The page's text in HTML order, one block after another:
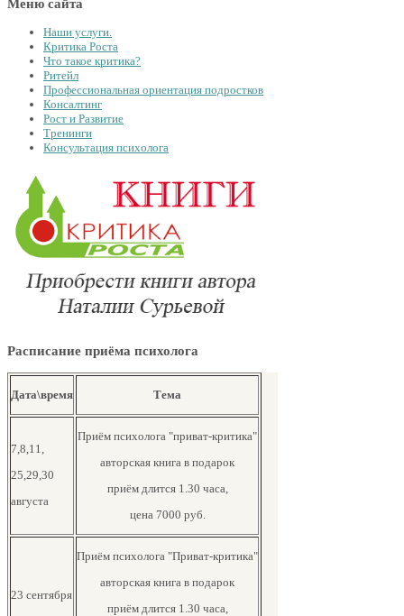
Наши услуги.
Критика Роста
Что такое критика?
Ритейл
Профессиональная ориентация подростков
Консалтинг
Рост и Развитие
Тренинги
Консультация психолога
Расписание приёма психолога
Дата\время Тема
7,8,11,
25,29,30
августа
Приём психолога "приват-критика"
авторская книга в подарок
приём длится 1.30 часа,
цена 7000 руб.
23 сентября
Приём психолога "Приват-критика"
авторская книга в подарок
приём длится 1.30 часа,